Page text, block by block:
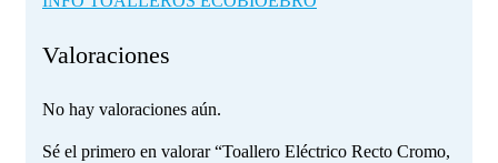
Valoraciones
No hay valoraciones aún.
Sé el primero en valorar “Toallero Eléctrico Recto Cromo,